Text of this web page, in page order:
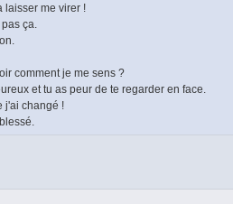
laisser me virer !
ça.
comment je me sens ?
et tu as peur de te regarder en face.
j'ai changé !